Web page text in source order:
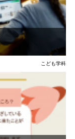
こども学科